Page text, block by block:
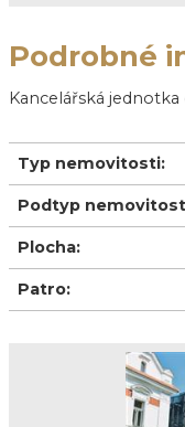
Podrobné
Kancelářská
Typ nemovitosti:
Podtyp
Plocha:
Patro: